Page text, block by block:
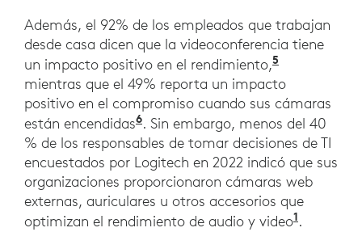
Además, el 92% de los empleados que trabajan
desde casa dicen que la videoconferencia tiene
un impacto positivo en el rendimiento,5
mientras que el 49% reporta un impacto
positivo en el compromiso cuando sus cámaras
están encendidas6. Sin embargo, menos del 40
% de los responsables de tomar decisiones de TI
encuestados por Logitech en 2022 indicó que sus
organizaciones proporcionaron cámaras web
externas, auriculares u otros accesorios que
optimizan el rendimiento de audio y video1.